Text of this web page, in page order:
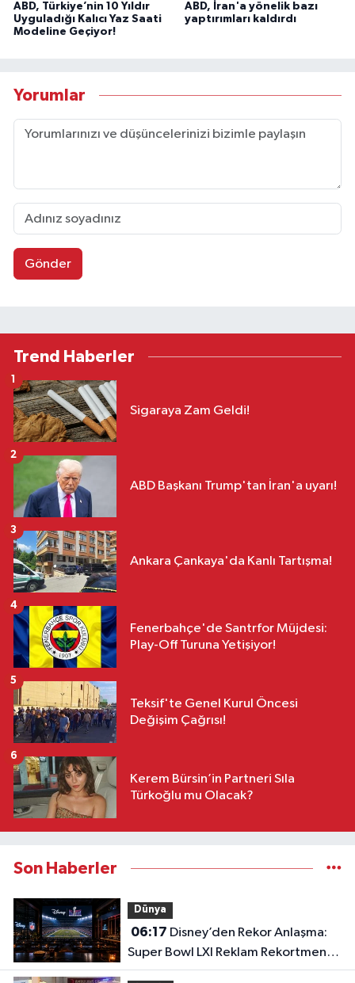
ABD, Türkiye’nin 10 Yıldır
Uyguladığı Kalıcı Yaz Saati
Modeline Geçiyor!
ABD, İran'a yönelik bazı
yaptırımları kaldırdı
Yorumlar
Gönder
Trend Haberler
Sigaraya Zam Geldi!
1
ABD Başkanı Trump'tan İran'a uyarı!
2
Ankara Çankaya'da Kanlı Tartışma!
3
Fenerbahçe'de Santrfor Müjdesi:
Play-Off Turuna Yetişiyor!
4
Teksif'te Genel Kurul Öncesi
Değişim Çağrısı!
5
Kerem Bürsin’in Partneri Sıla
Türkoğlu mu Olacak?
6
Son Haberler
Dünya
06:17
Super Bowl LXI Reklam Rekortmeni
Oldu!